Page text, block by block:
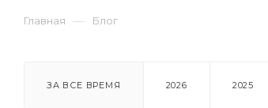
Главная — Блог
ЗА ВСЕ ВРЕМЯ 2026 2025